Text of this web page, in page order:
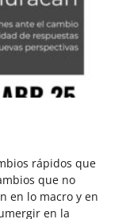
rápidos que
que no
en lo macro y en
en la